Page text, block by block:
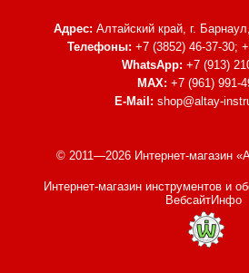
Адрес: Алтайский край, г. Барнаул,
Телефоны: +7 (3852) 46-37-30;
WhatsApp: +7 (913)
MAX: +7 (961) 991-
E-Mail: shop@altay-
© 2011—2026 Интернет-магазин
Интернет-магазин инструментов и
ВебсайтИнфо